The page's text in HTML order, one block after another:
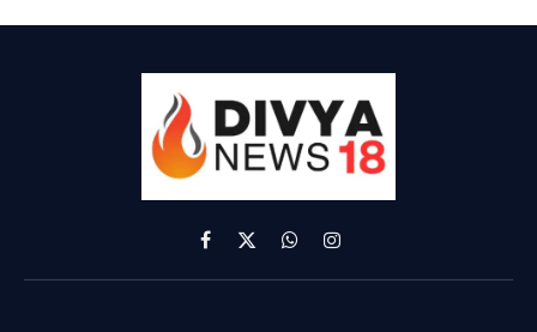
Facebook
X
(Twitter)
WhatsAppInstagram